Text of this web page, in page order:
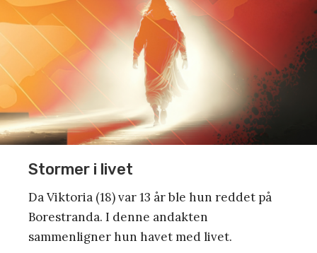
Stormer i livet
Da Viktoria (18) var 13 år ble hun reddet på
Borestranda. I denne andakten
sammenligner hun havet med livet.